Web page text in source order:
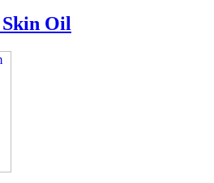
Skin Oil